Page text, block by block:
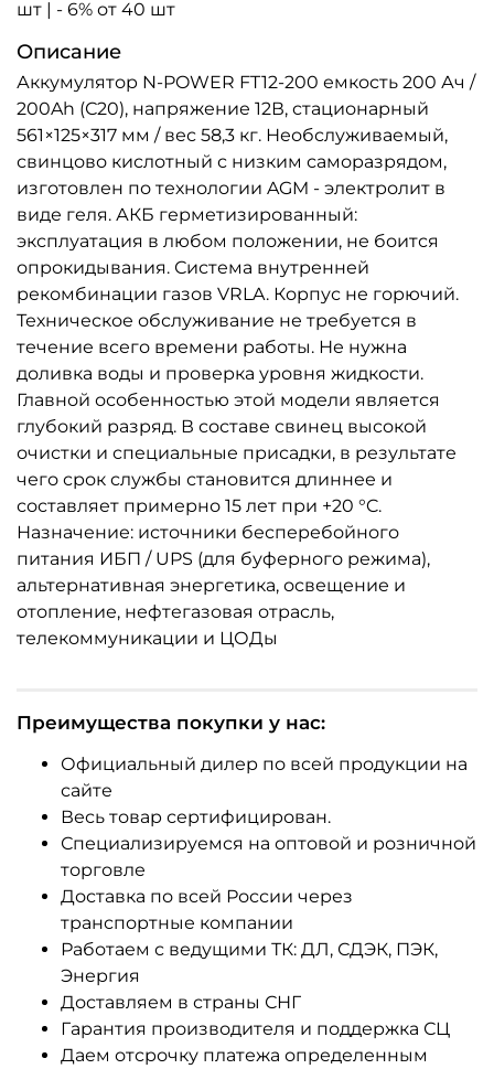
шт | - 6% от 40 шт
Описание
Аккумулятор N-POWER FT12-200 емкость 200 Ач /
200Ah (С20), напряжение 12В, стационарный
561×125×317 мм / вес 58,3 кг. Необслуживаемый,
свинцово кислотный с низким саморазрядом,
изготовлен по технологии AGM - электролит в
виде геля. АКБ герметизированный:
эксплуатация в любом положении, не боится
опрокидывания. Система внутренней
рекомбинации газов VRLA. Корпус не горючий.
Техническое обслуживание не требуется в
течение всего времени работы. Не нужна
доливка воды и проверка уровня жидкости.
Главной особенностью этой модели является
глубокий разряд. В составе свинец высокой
очистки и специальные присадки, в результате
чего срок службы становится длиннее и
составляет примерно 15 лет при +20 °C.
Назначение: источники бесперебойного
питания ИБП / UPS (для буферного режима),
альтернативная энергетика, освещение и
отопление, нефтегазовая отрасль,
телекоммуникации и ЦОДы
Преимущества покупки у нас:
Официальный дилер по всей продукции на
сайте
Весь товар сертифицирован.
Специализируемся на оптовой и розничной
торговле
Доставка по всей России через
транспортные компании
Работаем с ведущими ТК: ДЛ, СДЭК, ПЭК,
Энергия
Доставляем в страны СНГ
Гарантия производителя и поддержка СЦ
Даем отсрочку платежа определенным